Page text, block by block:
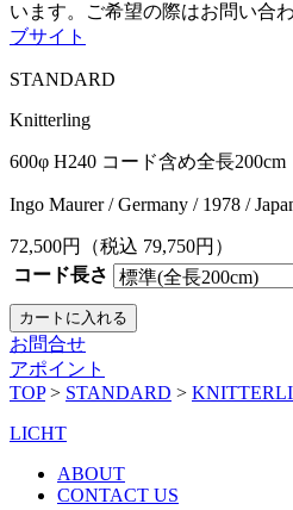
います。ご希望の際はお問い合
ブサイト
STANDARD
Knitterling
600φ H240 コード含め全長200cm
Ingo Maurer / Germany / 1978 /
72,500円（税込 79,750円）
コード長さ
お問合せ
アポイント
TOP > STANDARD >
LICHT
ABOUT
CONTACT US